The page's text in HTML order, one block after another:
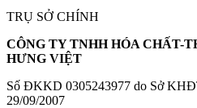
TRỤ SỞ CHÍNH
CÔNG TY TNHH HÓA CHẤT-
HƯNG VIỆT
Số ĐKKD 0305243977 do Sở
29/09/2007